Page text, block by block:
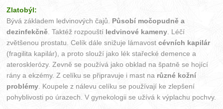
Zlatobýl:
Bývá základem ledvinových čajů. Působí močopudně a
dezinfekčně. Taktéž rozpouští ledvinové kameny. Léčí
zvětšenou prostatu. Celík dále snižuje lámavostcévních kapilár
(fragilita kapilár), a proto slouží jako lék stařecké demence a
aterosklerózy. Zevně se používá jako obklad na špatně se hojící
rány a ekzémy. Z celíku se připravuje i mast na různé kožní
problémy. Koupele z nálevu celíku se používají ke zlepšení
pohyblivosti po úrazech. V gynekologii se užívá k výplachu pochvy.